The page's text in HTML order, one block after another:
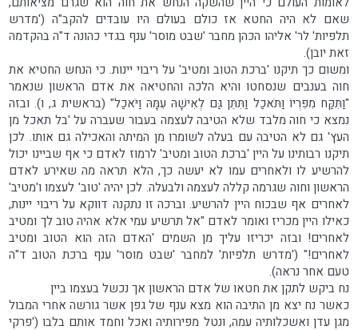
שאם לא היה החטא אז כולם בעולם היו עובדים להקב"ה ('מדרש
תלפיות' לר' אליהו הכהן מחבר 'שבט מוסר' ענף בגדי כהונה ד"ה בהקדמה
זאת יובן).
ומשום כך תיקנו 'ברכת הטוב ומטיב' על ריבוי יינות. כי הנחש החטיא את
חוה בענבים שנסחטו והיא הלכה והחטיאה את אדם הראשון שנאמר
"וַתִּקַּח מִפִּרְיוֹ וַתֹּאכַל וַתִּתֵּן גַּם לְאִישָׁהּ עִמָּהּ וַיֹּאכַל" (בראשית ג, ו). ובזה
נמצא כי חוה מלבד שלא הטיבה לעצמה בעבור שעברה על 'בל תאכל מן
העץ' גם לא הטיבה עם בעלה לשומרו מן המיתה והאכילה גם אותו. לכן
תיקנו רבותינו על היין 'ברכת הטוב ומטיב' לרמוז לאדם כי אף שביינו יכול
להרשיע לו ולאחרים עמו לא יעשה כך, הלא תראה מה שאירע לאדם
הראשון וחוה שגרמה קללה לעצמה ולבעלה. לכן יהיה 'טוב' לעצמו ו'מטיב'
לאחרים אף שבכוח היין להרשיע. וברכה זו נתקנה דווקא על ריבוי יינות,
כאילו היין מכריז ואומר לאדם "אל תרשיע עמי אלא אהיה טוב לך ומטיב
לאחרים! ובזה יכריזו עליך מן השמים 'האדם הזה הוא הטוב ומטיב
לאחרים!" ('מדרש תלפיות' למחבר 'שבט מוסר' ענף ברכת הטוב ד"ה
טעם אחר נראה).
נח ביקש לתקן את חטאו של אדם הראשון אך נכשל בעצמו ביין
כאשר נח יצא מן התיבה הוא מצא ענף של גפן אשר גורשה אחרי המבול
מגן עדן ואשכלותיה עמה, ונטל מפירותיה ואכל וחמד אותם בלבו ('פרקי